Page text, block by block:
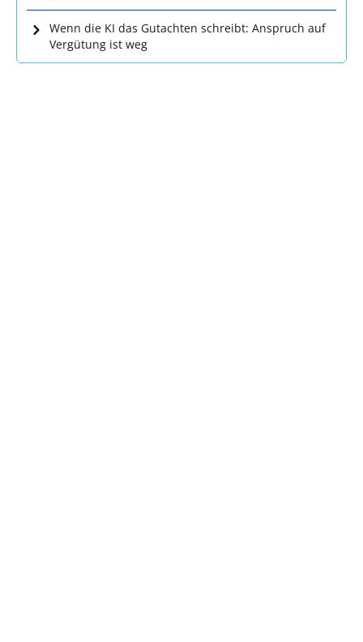
Wenn die KI das Gutachten schreibt: Anspruch auf
Vergütung ist weg